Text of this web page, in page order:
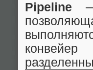
Pipeline —